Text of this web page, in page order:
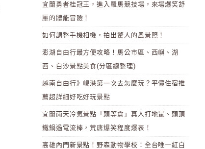
宜蘭勇者桂冠王，進入羅馬競技場，來場爆笑舒
壓的體能冒險！
如何調整手機相機，拍出驚人的風景照！
澎湖自由行最方便攻略！馬公市區、西嶼、湖
西、白沙景點美食(分區總整理)
越南自由行》峴港第一次去怎麼玩？平價住宿推
薦超詳細好吃好玩景點
宜蘭雨天冷氣景點「頭等倉」真人打地鼠、頭頂
鐵鍋過電流棒，荒唐爆笑程度爆表！
高雄內門新景點！野森動物學校：全台唯一紅白